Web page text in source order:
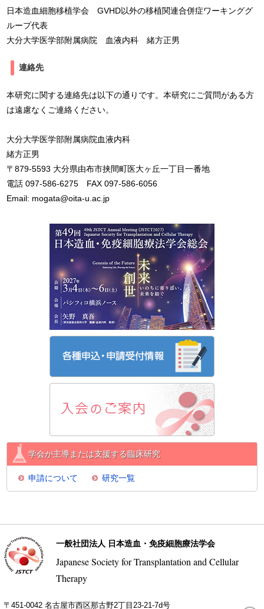
日本造血細胞移植学会 GVHD以外の移植関連合併症ワーキンググ
ループ代表
大分大学医学部附属病院 血液内科 緒方正男
連絡先
本研究に関する連絡先は以下の通りです。本研究にご質問がある方
は遠慮なくご連絡ください。
大分大学医学部附属病院血液内科
緒方正男
〒879-5593 大分県由布市挟間町医大ヶ丘一丁目一番地
電話 097-586-6275 FAX 097-586-6056
Email: mogata@oita-u.ac.jp
学会が主導または支援する臨床研究
申請について 研究一覧
一般社団法人 日本造血・免疫細胞療法学会
Japanese Society for Transplantation and Cellular
Therapy
〒451-0042 名古屋市西区那古野2丁目23-21-7d号